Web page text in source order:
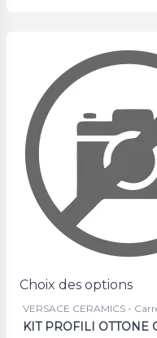
Choix des options
VERSACE CERAMICS -
KIT PROFILI OTTONE